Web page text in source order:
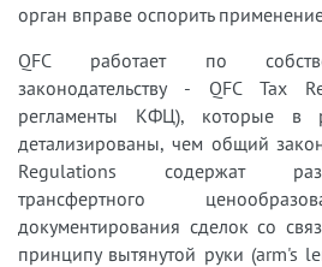
орган вправе оспорить
QFC работает по
законодательству - QFC Tax
регламенты КФЦ), которые в
детализированы, чем общий
Regulations содержат
трансфертного
документирования сделок со
принципу вытянутой руки (arm's